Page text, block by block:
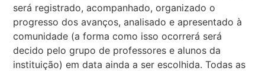
será registrado, acompanhado, organizado o
progresso dos avanços, analisado e apresentado à
comunidade (a forma como isso ocorrerá será
decido pelo grupo de professores e alunos da
instituição) em data ainda a ser escolhida. Todas as